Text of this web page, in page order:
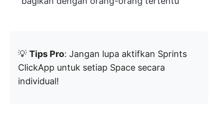
💡 Tips Pro: Jangan lupa aktifkan Sprints
ClickApp untuk setiap Space secara
individual!